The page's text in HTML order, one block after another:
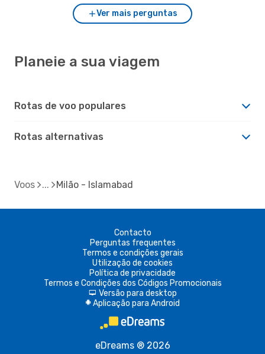
Ver mais perguntas
Planeie a sua viagem
Rotas de voo populares
Rotas alternativas
Voos Milão - Islamabad
Contacto
Perguntas frequentes
Termos e condições gerais
Utilização de cookies
Política de privacidade
Termos e Condições dos Códigos Promocionais
d Versão para desktop
A Aplicação para Android
eDreams ® 2026